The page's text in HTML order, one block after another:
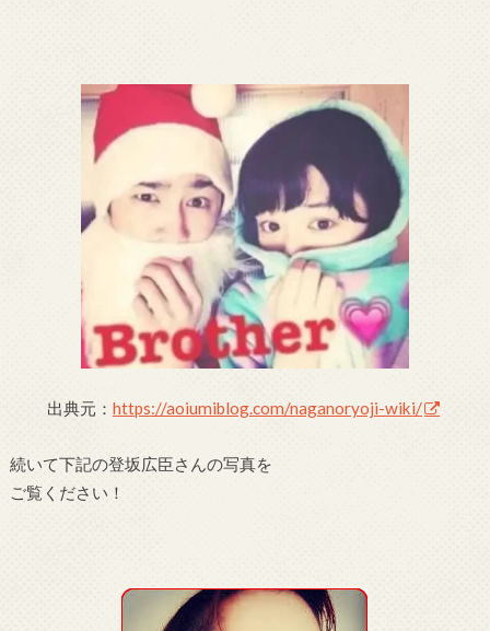
出典元： https://aoiumiblog.com/naganoryoji-wiki/
続いて下記の登坂広臣さんの写真を
ご覧ください！